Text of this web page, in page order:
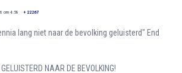
om 4:58 + 22267
lang niet naar de bevolking geluisterd" End
NAAR DE BEVOLKING!